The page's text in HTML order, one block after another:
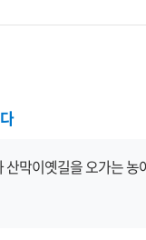
막이옛길을 오가는 농